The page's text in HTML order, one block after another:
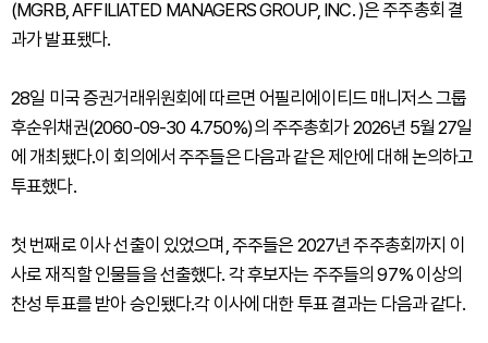
(MGRB, AFFILIATED MANAGERS GROUP, INC. )은 주주총회 결
과가 발표됐다.
28일 미국 증권거래위원회에 따르면 어필리에이티드 매니저스 그룹
후순위채권(2060-09-30 4.750%)의 주주총회가 2026년 5월 27일
에 개최됐다.이 회의에서 주주들은 다음과 같은 제안에 대해 논의하고
투표했다.
첫 번째로 이사 선출이 있었으며, 주주들은 2027년 주주총회까지 이
사로 재직할 인물들을 선출했다. 각 후보자는 주주들의 97% 이상의
찬성 투표를 받아 승인됐다.각 이사에 대한 투표 결과는 다음과 같다.